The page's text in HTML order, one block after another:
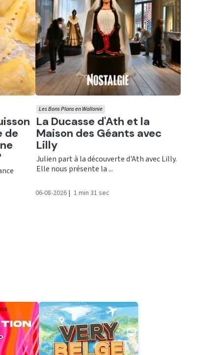
de
Ecouter
La Ducasse d'Ath et la
Maison des Géants avec
Lilly
Les Bons Plans en Wallonie
Julien part à la découverte d'Ath avec Lilly.
Elle nous présente la ...
06-08-2026 | 1 min 31 sec